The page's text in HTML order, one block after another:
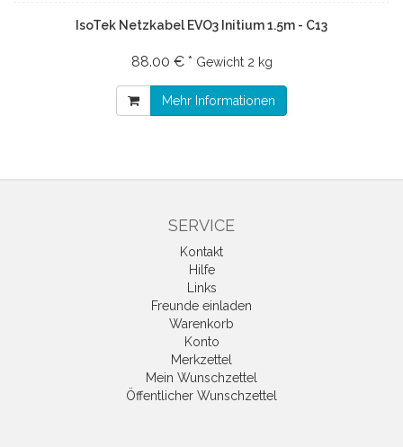
IsoTek Netzkabel EVO3 Initium 1.5m - C13
88.00 € * Gewicht 2 kg
Mehr Informationen
SERVICE
Kontakt
Hilfe
Links
Freunde einladen
Warenkorb
Konto
Merkzettel
Mein Wunschzettel
Öffentlicher Wunschzettel